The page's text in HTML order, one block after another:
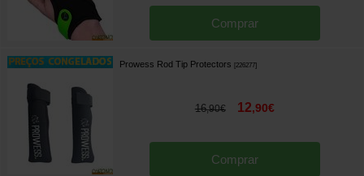
Comprar
Prowess Rod Tip Protectors [226277]
16,90€ 12,90€
Comprar